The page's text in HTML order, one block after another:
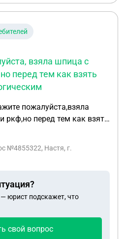
взяла шпица с
перед тем как взять
ркф,но перед тем как взять
клубом,и спросила
у нее были 4 щенка,один
сколько.будет весить,в
ноября с документами
родители,кто заводчик,
с печатью,но он оказался с
его забрала,он все время
№4855322, Настя, г.
юрист подскажет, что
свой вопрос